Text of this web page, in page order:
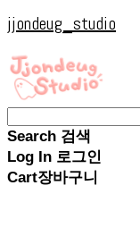
jjondeug_studio
Search 검색
Log In 로그인
Cart장바구니